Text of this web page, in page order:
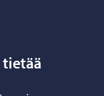
tietää